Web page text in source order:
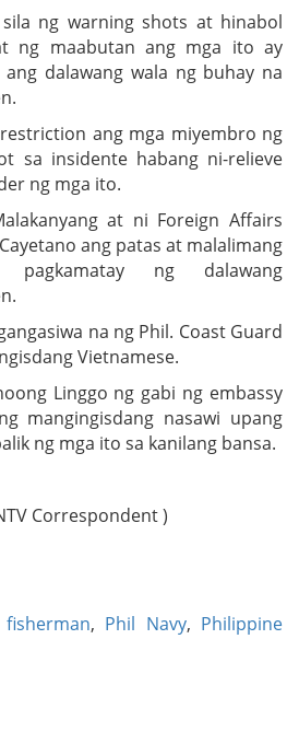
ng warning shots at hinabol
ng maabutan ang mga ito ay
dalawang wala ng buhay na
ang mga miyembro ng
sa insidente habang ni-relieve
ng mga ito.
at ni Foreign Affairs
ang patas at malalimang
pagkamatay ng dalawang
na ng Phil. Coast Guard
Vietnamese.
Linggo ng gabi ng embassy
mangingisdang nasawi upang
ng mga ito sa kanilang bansa.
Correspondent )
, Phil Navy, Philippine